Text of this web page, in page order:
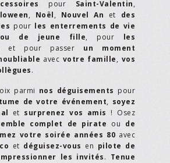
pour Saint-Valentin,
, Noël, Nouvel An et des
pour les enterrements de vie
de jeune fille, pour les
et pour passer un moment
avec votre famille, vos
.
parmi nos déguisements pour
de votre événement, soyez
et surprenez vos amis ! Osez
complet de pirate ou de
votre soirée années 80 avec
et déguisez-vous en pilote de
les invités. Tenue